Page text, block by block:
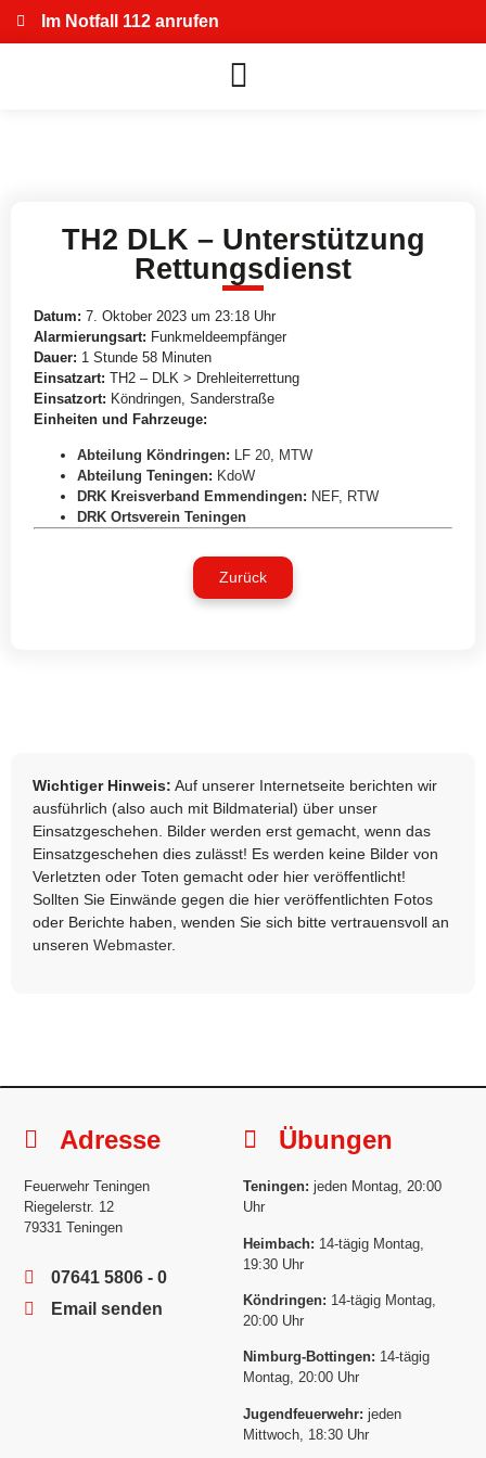
Im Notfall 112 anrufen
TH2 DLK – Unterstützung
Rettungsdienst
Datum: 7. Oktober 2023 um 23:18 Uhr
Alarmierungsart: Funkmeldeempfänger
Dauer: 1 Stunde 58 Minuten
Einsatzart: TH2 – DLK > Drehleiterrettung
Einsatzort: Köndringen, Sanderstraße
Einheiten und Fahrzeuge:
Abteilung Köndringen: LF 20, MTW
Abteilung Teningen: KdoW
DRK Kreisverband Emmendingen: NEF, RTW
DRK Ortsverein Teningen
Zurück
Wichtiger Hinweis: Auf unserer Internetseite berichten wir
ausführlich (also auch mit Bildmaterial) über unser
Einsatzgeschehen. Bilder werden erst gemacht, wenn das
Einsatzgeschehen dies zulässt! Es werden keine Bilder von
Verletzten oder Toten gemacht oder hier veröffentlicht!
Sollten Sie Einwände gegen die hier veröffentlichten Fotos
oder Berichte haben, wenden Sie sich bitte vertrauensvoll an
unseren Webmaster.
Adresse
Feuerwehr Teningen
Riegelerstr. 12
79331 Teningen
07641 5806 - 0
Email senden
Übungen
Teningen: jeden Montag, 20:00
Uhr
Heimbach: 14-tägig Montag,
19:30 Uhr
Köndringen: 14-tägig Montag,
20:00 Uhr
Nimburg-Bottingen: 14-tägig
Montag, 20:00 Uhr
Jugendfeuerwehr: jeden
Mittwoch, 18:30 Uhr